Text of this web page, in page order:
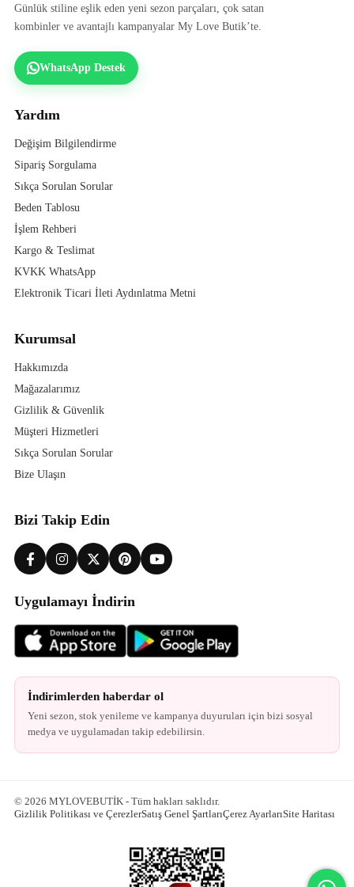
Günlük stiline eşlik eden yeni sezon parçaları, çok satan
kombinler ve avantajlı kampanyalar My Love Butik’te.
WhatsApp Destek
Yardım
Değişim Bilgilendirme
Sipariş Sorgulama
Sıkça Sorulan Sorular
Beden Tablosu
İşlem Rehberi
Kargo & Teslimat
KVKK WhatsApp
Elektronik Ticari İleti Aydınlatma Metni
Kurumsal
Hakkımızda
Mağazalarımız
Gizlilik & Güvenlik
Müşteri Hizmetleri
Sıkça Sorulan Sorular
Bize Ulaşın
Bizi Takip Edin
Uygulamayı İndirin
İndirimlerden haberdar ol
Yeni sezon, stok yenileme ve kampanya duyuruları için bizi sosyal
medya ve uygulamadan takip edebilirsin.
© 2026 MYLOVEBUTİK - Tüm hakları saklıdır.
Gizlilik Politikası ve ÇerezlerSatış Genel ŞartlarıÇerez AyarlarıSite Haritası